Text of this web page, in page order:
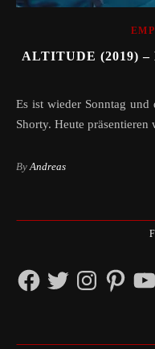
ALTITUDE (2019)
Es ist wieder Sonntag und damit Zeit für unseren YoT-Sonntags-
Shorty. Heute
ByAndreas
FacebookTwitterInstagramPinterest